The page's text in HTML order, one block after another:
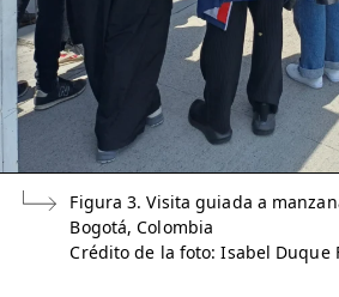
Figura 3. Visita guiada a
Bogotá, Colombia
Crédito de la foto: Isabel Duque